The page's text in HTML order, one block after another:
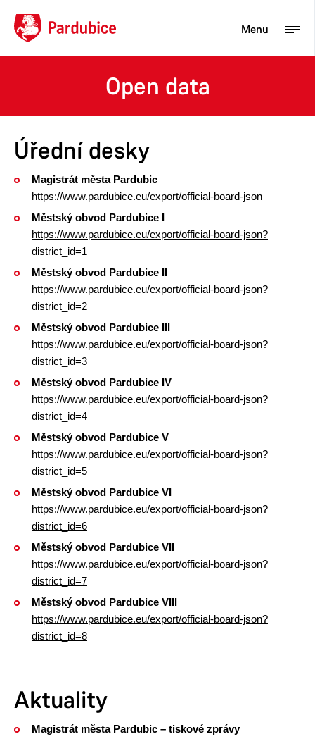
Občan
Město
Open data
Úřední desky
Magistrát města Pardubic
https://www.pardubice.eu/export/official-board-json
Městský obvod Pardubice I
https://www.pardubice.eu/export/official-board-json?
district_id=1
Městský obvod Pardubice II
https://www.pardubice.eu/export/official-board-json?
district_id=2
Městský obvod Pardubice III
https://www.pardubice.eu/export/official-board-json?
district_id=3
Městský obvod Pardubice IV
https://www.pardubice.eu/export/official-board-json?
district_id=4
Městský obvod Pardubice V
https://www.pardubice.eu/export/official-board-json?
district_id=5
Městský obvod Pardubice VI
https://www.pardubice.eu/export/official-board-json?
district_id=6
Městský obvod Pardubice VII
https://www.pardubice.eu/export/official-board-json?
district_id=7
Městský obvod Pardubice VIII
https://www.pardubice.eu/export/official-board-json?
district_id=8
Aktuality
Magistrát města Pardubic – tiskové zprávy
Menu